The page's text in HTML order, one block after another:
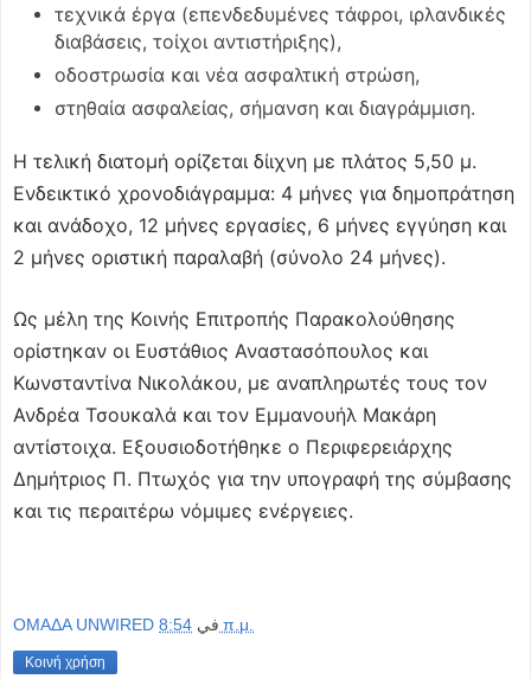
τεχνικά έργα (επενδεδυμένες τάφροι, ιρλανδικές
διαβάσεις, τοίχοι αντιστήριξης),
οδοστρωσία και νέα ασφαλτική στρώση,
στηθαία ασφαλείας, σήμανση και διαγράμμιση.
Η τελική διατομή ορίζεται δίιχνη με πλάτος 5,50 μ.
Ενδεικτικό χρονοδιάγραμμα: 4 μήνες για δημοπράτηση
και ανάδοχο, 12 μήνες εργασίες, 6 μήνες εγγύηση και
2 μήνες οριστική παραλαβή (σύνολο 24 μήνες).
Ως μέλη της Κοινής Επιτροπής Παρακολούθησης
ορίστηκαν οι Ευστάθιος Αναστασόπουλος και
Κωνσταντίνα Νικολάκου, με αναπληρωτές τους τον
Ανδρέα Τσουκαλά και τον Εμμανουήλ Μακάρη
αντίστοιχα. Εξουσιοδοτήθηκε ο Περιφερειάρχης
Δημήτριος Π. Πτωχός για την υπογραφή της σύμβασης
και τις περαιτέρω νόμιμες ενέργειες.
OMAΔΑ UNWIRED في 8:54 π.μ.
Κοινή χρήση